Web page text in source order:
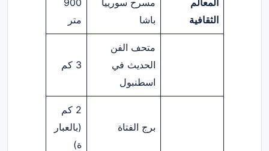
الثقافية
باشا
متر
متحف الفن
الحديث في
اسطنبول
3 كم
برج الفتاة
2 كم
(بالعبار
ة)